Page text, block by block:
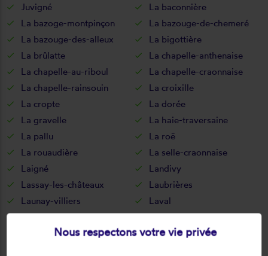
Juvigné
La baconnière
La bazoge-montpinçon
La bazouge-de-chemeré
La bazouge-des-alleux
La bigottière
La brûlatte
La chapelle-anthenaise
La chapelle-au-riboul
La chapelle-craonnaise
La chapelle-rainsouin
La croixille
La cropte
La dorée
La gravelle
La haie-traversaine
La pallu
La roë
La rouaudière
La selle-craonnaise
Laigné
Landivy
Lassay-les-châteaux
Laubrières
Launay-villiers
Laval
Le bignon-du-maine
Le bourgneuf-la-forêt
Le genest-saint-isle
Nous respectons votre vie privée